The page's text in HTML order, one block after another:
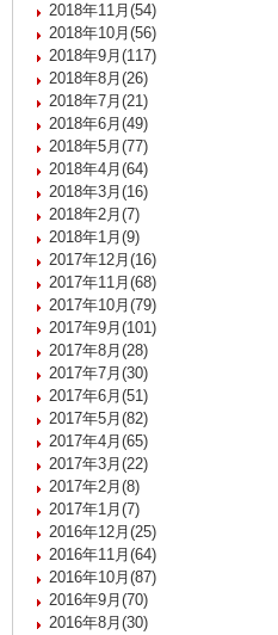
2018年11月(54)
2018年10月(56)
2018年9月(117)
2018年8月(26)
2018年7月(21)
2018年6月(49)
2018年5月(77)
2018年4月(64)
2018年3月(16)
2018年2月(7)
2018年1月(9)
2017年12月(16)
2017年11月(68)
2017年10月(79)
2017年9月(101)
2017年8月(28)
2017年7月(30)
2017年6月(51)
2017年5月(82)
2017年4月(65)
2017年3月(22)
2017年2月(8)
2017年1月(7)
2016年12月(25)
2016年11月(64)
2016年10月(87)
2016年9月(70)
2016年8月(30)